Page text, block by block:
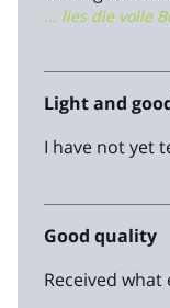
gehärtetem
Aluminium -
hier leider
werden -
Lieferung
besten per
oder auch z.B.
... lies die volle
Light and
I have not yet
Good quality
Received what